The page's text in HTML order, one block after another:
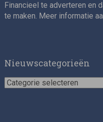
Financieel te adverteren en
te maken. Meer informatie
Nieuwscategorieën
Nieuwscategorieën